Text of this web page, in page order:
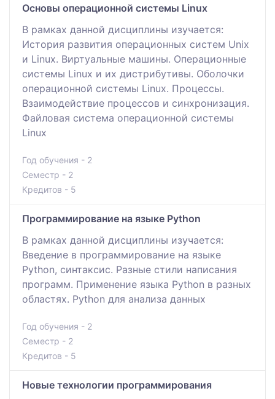
Основы операционной системы Linux
В рамках данной дисциплины изучается:
История развития операционных систем Unix
и Linux. Виртуальные машины. Операционные
системы Linux и их дистрибутивы. Оболочки
операционной системы Linux. Процессы.
Взаимодействие процессов и синхронизация.
Файловая система операционной системы
Linux
Год обучения - 2
Семестр - 2
Кредитов - 5
Программирование на языке Python
В рамках данной дисциплины изучается:
Введение в программирование на языке
Python, синтаксис. Разные стили написания
программ. Применение языка Python в разных
областях. Python для анализа данных
Год обучения - 2
Семестр - 2
Кредитов - 5
Новые технологии программирования